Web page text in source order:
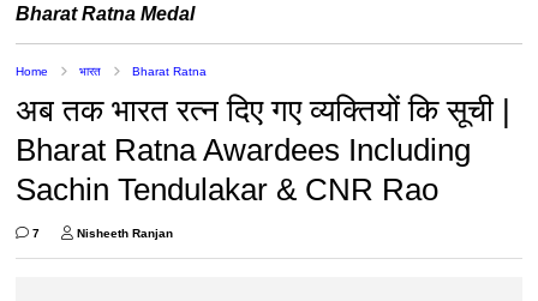
Bharat Ratna Medal
Home भारत Bharat Ratna
अब तक भारत रत्न दिए गए व्यक्तियों कि सूची |
Bharat Ratna Awardees Including
Sachin Tendulakar & CNR Rao
7 Nisheeth Ranjan